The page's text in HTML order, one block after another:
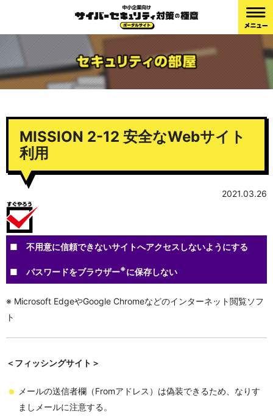
MISSION 2-12 安全なWebサイト
利用
2021.03.26
■ 不用意に信頼できないサイトへアクセスしないようにする
■ パスワードをブラウザー※に保存しない
※ Microsoft EdgeやGoogle Chromeなどのインターネット閲覧ソフ
ト
＜フィッシングサイト＞
メールの送信者欄（Fromアドレス）は偽装できるため、なりす
ましメールに注意する。